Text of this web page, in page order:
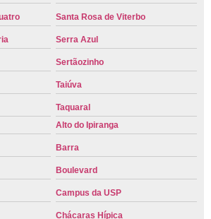
Santa Rosa de Viterbo
Serra Azul
Sertãozinho
Taiúva
Taquaral
Alto do Ipiranga
Barra
Boulevard
Campus da USP
Chácaras Hípica